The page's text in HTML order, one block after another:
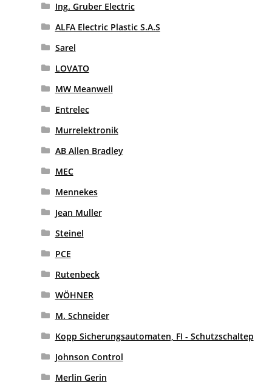
Ing. Gruber Electric
ALFA Electric Plastic S.A.S
Sarel
LOVATO
MW Meanwell
Entrelec
Murrelektronik
AB Allen Bradley
MEC
Mennekes
Jean Muller
Steinel
PCE
Rutenbeck
WÖHNER
M. Schneider
Kopp Sicherungsautomaten, FI - Schutzschaltep
Johnson Control
Merlin Gerin